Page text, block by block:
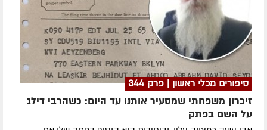
סיפורים מכלי ראשון | פרק 344
זיכרון משפחתי שמסעיר אותנו עד היום: כשהרבי דילג
על השם בפתק